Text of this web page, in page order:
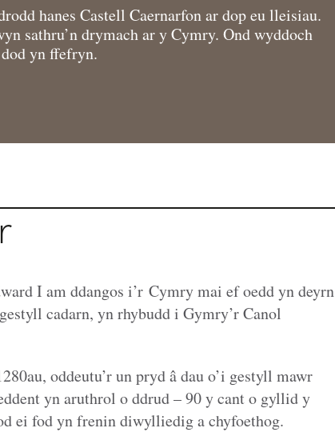
hanes Castell Caernarfon ar dop eu lleisiau.
sathru’n drymach ar y Cymry. Ond wyddoch
yn ffefryn.
I am ddangos i’r Cymry mai ef oedd yn deyrn
cadarn, yn rhybudd i Gymry’r Canol
oddeutu’r un pryd â dau o’i gestyll mawr
yn aruthrol o ddrud – 90 y cant o gyllid y
ei fod yn frenin diwylliedig a chyfoethog.